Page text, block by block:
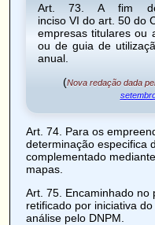
Art. 73 . A fim
inciso VI do art. 50 do
empresas titulares ou
ou de guia de
anual.
(Nova redação dada
Art. 74. Para os
determinação especifica
complementado
mapas.
Art. 75. Encaminhado no
retificado por iniciativa
análise pelo DNPM.